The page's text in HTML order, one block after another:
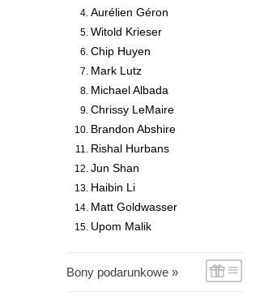
Aurélien Géron
Witold Krieser
Chip Huyen
Mark Lutz
Michael Albada
Chrissy LeMaire
Brandon Abshire
Rishal Hurbans
Jun Shan
Haibin Li
Matt Goldwasser
Upom Malik
Bony podarunkowe »